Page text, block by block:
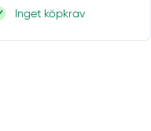
Inget köpkrav